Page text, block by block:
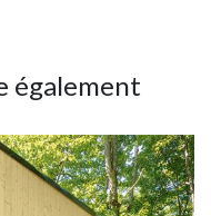
également